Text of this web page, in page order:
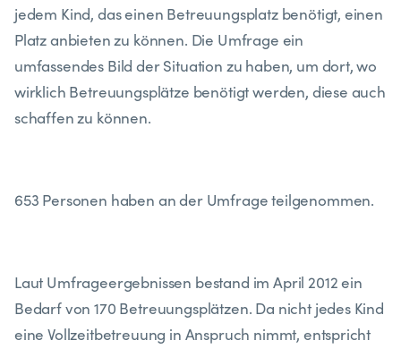
jedem Kind, das einen Betreuungsplatz benötigt, einen
Platz anbieten zu können. Die Umfrage ein
umfassendes Bild der Situation zu haben, um dort, wo
wirklich Betreuungsplätze benötigt werden, diese auch
schaffen zu können.
653 Personen haben an der Umfrage teilgenommen.
Laut Umfrageergebnissen bestand im April 2012 ein
Bedarf von 170 Betreuungsplätzen. Da nicht jedes Kind
eine Vollzeitbetreuung in Anspruch nimmt, entspricht